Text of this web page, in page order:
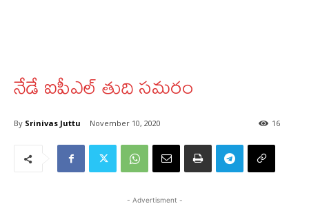
నేడే ఐపీఎల్‌ తుది సమరం
By Srinivas Juttu November 10, 2020 16
- Advertisment -